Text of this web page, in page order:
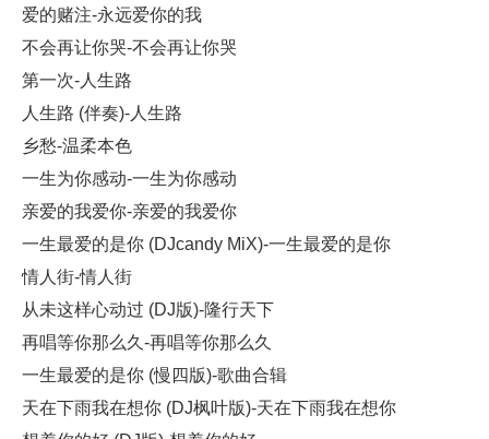
爱的赌注-永远爱你的我
不会再让你哭-不会再让你哭
第一次-人生路
人生路 (伴奏)-人生路
乡愁-温柔本色
一生为你感动-一生为你感动
亲爱的我爱你-亲爱的我爱你
一生最爱的是你 (DJcandy MiX)-一生最爱的是你
情人街-情人街
从未这样心动过 (DJ版)-隆行天下
再唱等你那么久-再唱等你那么久
一生最爱的是你 (慢四版)-歌曲合辑
天在下雨我在想你 (DJ枫叶版)-天在下雨我在想你